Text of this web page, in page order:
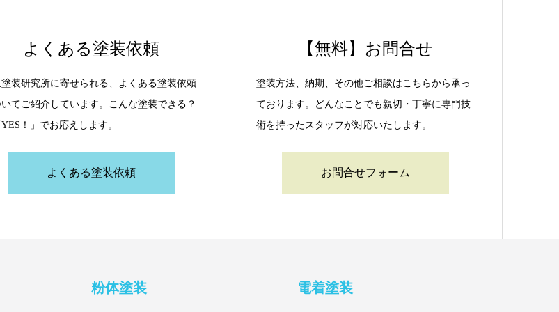
よくある塗装依頼
装研究所に寄せられる、よくある塗装依頼
てご紹介しています。こんな塗装できる？
！」でお応えします。
よくある塗装依頼
【無料】お問合せ
塗装方法、納期、その他ご相談はこちらから承っ
ております。どんなことでも親切・丁寧に専門技
術を持ったスタッフが対応いたします。
お問合せフォーム
粉体塗装 電着塗装